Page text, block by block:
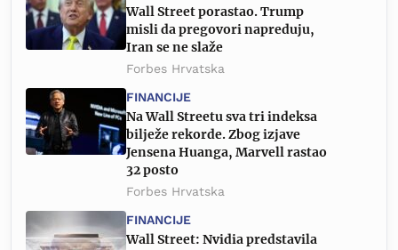
Wall Street porastao. Trump
misli da pregovori napreduju,
Iran se ne slaže
Forbes Hrvatska
FINANCIJE
Na Wall Streetu sva tri indeksa
bilježe rekorde. Zbog izjave
Jensena Huanga, Marvell rastao
32 posto
Forbes Hrvatska
FINANCIJE
Wall Street: Nvidia predstavila